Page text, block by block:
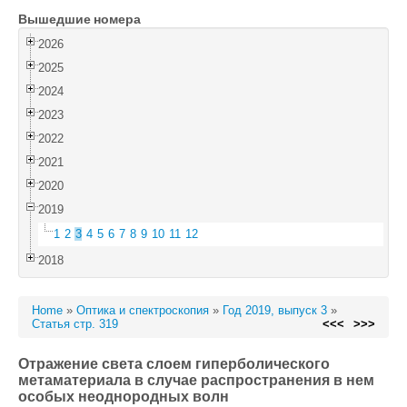
Войти
Вышедшие номера
2026
2025
2024
2023
2022
2021
2020
2019
1 2 3 4 5 6 7 8 9 10 11 12
2018
Home » Оптика и спектроскопия » Год 2019, выпуск 3 »
Статья стр. 319
<<< >>>
Отражение света слоем гиперболического
метаматериала в случае распространения в нем
особых неоднородных волн